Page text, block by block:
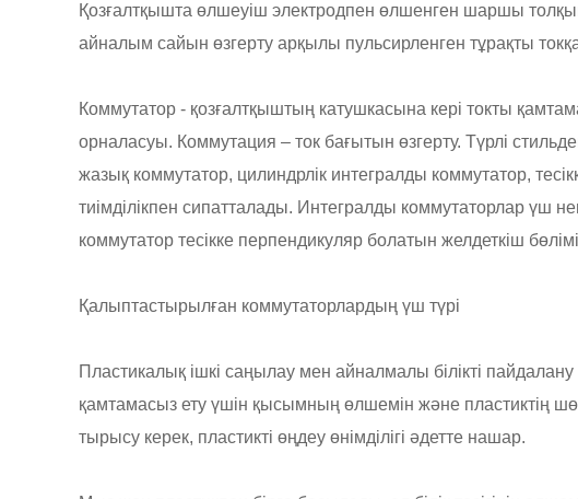
Қозғалтқышта өлшеуіш электродпен өлшенген шаршы
айналым сайын өзгерту арқылы пульсирленген тұрақты
Коммутатор - қозғалтқыштың катушкасына кері токты
орналасуы. Коммутация – ток бағытын өзгерту. Түрлі
жазық коммутатор, цилиндрлік интегралды коммутатор,
тиімділікпен сипатталады. Интегралды коммутаторлар үш
коммутатор тесікке перпендикуляр болатын желдеткіш
Қалыптастырылған коммутаторлардың үш түрі
Пластикалық ішкі саңылау мен айналмалы білікті пайдалану
қамтамасыз ету үшін қысымның өлшемін және пластиктің
тырысу керек, пластикті өңдеу өнімділігі әдетте нашар.